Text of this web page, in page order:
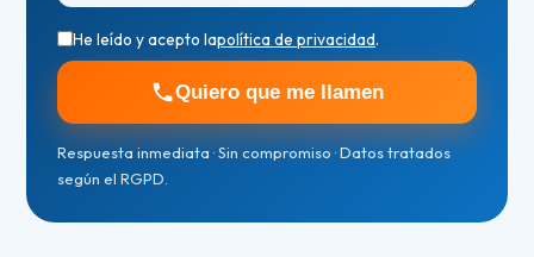
He leído y acepto lapolítica de privacidad.
Quiero que me llamen
Respuesta inmediata · Sin compromiso · Datos tratados
según el RGPD.